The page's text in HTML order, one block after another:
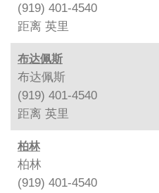
(919) 401-4540
距离 英里
布达佩斯
布达佩斯
(919) 401-4540
距离 英里
柏林
柏林
(919) 401-4540